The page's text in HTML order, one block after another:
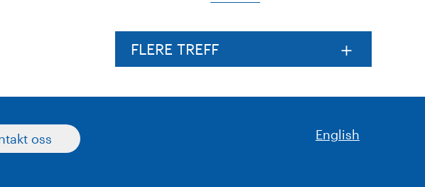
FLERE TREFF
oss English